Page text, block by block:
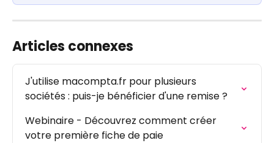
Articles connexes
J'utilise macompta.fr pour plusieurs
sociétés : puis-je bénéficier d'une remise ?
Webinaire - Découvrez comment créer
votre première fiche de paie